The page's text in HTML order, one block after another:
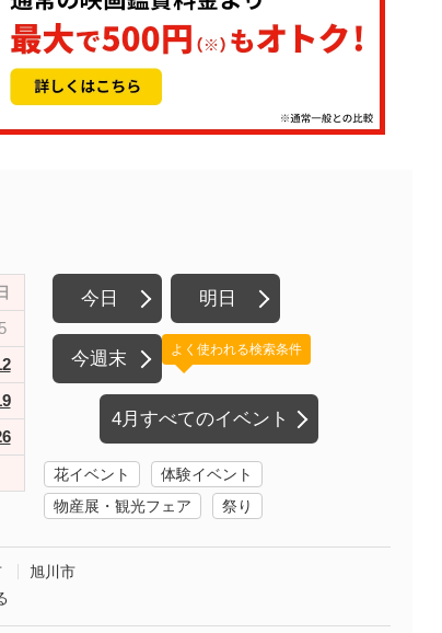
今日 明日
今週末
4月すべてのイベント
よく使われる検索条件
花イベント
体験イベント
物産展・観光フェア
祭り
旭川市